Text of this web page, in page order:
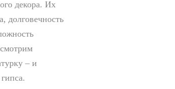
декора. Их
долговечность
– и